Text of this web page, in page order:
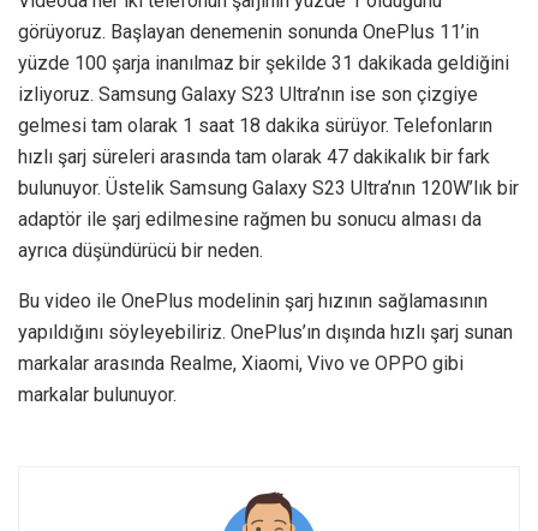
görüyoruz. Başlayan denemenin sonunda OnePlus 11’in
yüzde 100 şarja inanılmaz bir şekilde 31 dakikada geldiğini
izliyoruz. Samsung Galaxy S23 Ultra’nın ise son çizgiye
gelmesi tam olarak 1 saat 18 dakika sürüyor. Telefonların
hızlı şarj süreleri arasında tam olarak 47 dakikalık bir fark
bulunuyor. Üstelik Samsung Galaxy S23 Ultra’nın 120W’lık bir
adaptör ile şarj edilmesine rağmen bu sonucu alması da
ayrıca düşündürücü bir neden.
Bu video ile OnePlus modelinin şarj hızının sağlamasının
yapıldığını söyleyebiliriz. OnePlus’ın dışında hızlı şarj sunan
markalar arasında Realme, Xiaomi, Vivo ve OPPO gibi
markalar bulunuyor.